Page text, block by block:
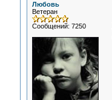
Любовь
Ветеран
Сообщений: 7250